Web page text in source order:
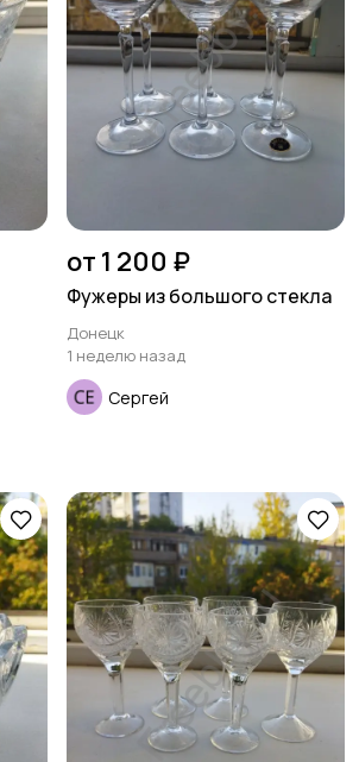
от 1 200 ₽
Фужеры из большого стекла
Донецк
1 неделю назад
Сергей